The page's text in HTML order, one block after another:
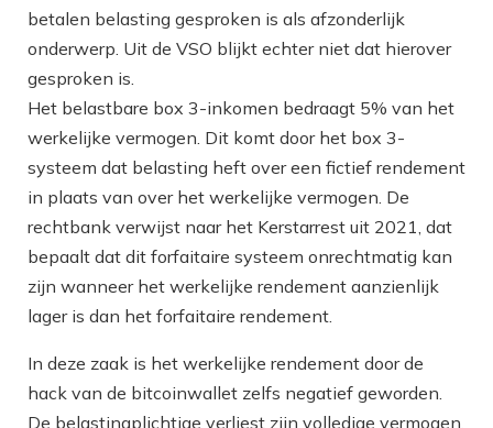
betalen belasting gesproken is als afzonderlijk
onderwerp. Uit de VSO blijkt echter niet dat hierover
gesproken is.
Het belastbare box 3-inkomen bedraagt 5% van het
werkelijke vermogen. Dit komt door het box 3-
systeem dat belasting heft over een fictief rendement
in plaats van over het werkelijke vermogen. De
rechtbank verwijst naar het Kerstarrest uit 2021, dat
bepaalt dat dit forfaitaire systeem onrechtmatig kan
zijn wanneer het werkelijke rendement aanzienlijk
lager is dan het forfaitaire rendement.
In deze zaak is het werkelijke rendement door de
hack van de bitcoinwallet zelfs negatief geworden.
De belastingplichtige verliest zijn volledige vermogen,